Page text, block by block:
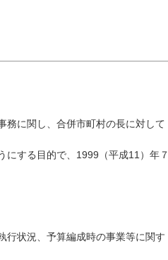
務に関し、合併市町村の長に対して
にする目的で、1999（平成11）年７
行状況、予算編成時の事業等に関す